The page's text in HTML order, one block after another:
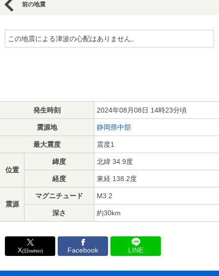
前の地震
この地震による津波の心配はありません。
発生時刻 2024年08月08日 14時23分頃
震源地 静岡県中部
最大震度 震度1
位置
緯度 北緯 34.9度
経度 東経 138.2度
震源
マグニチュード M3.2
深さ 約30km
X(旧twitter) Facebook LINE